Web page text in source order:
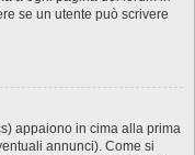
se un utente può scrivere
appaiono in cima alla prima
annunci). Come si